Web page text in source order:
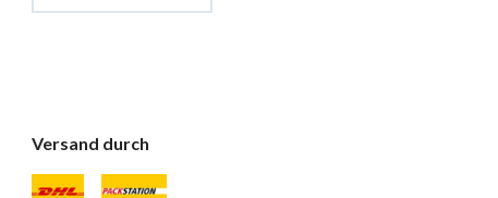
Versand durch